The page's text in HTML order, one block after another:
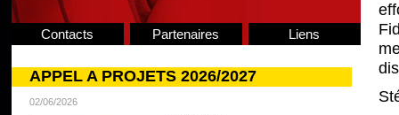
Contacts Partenaires Liens
APPEL A PROJETS 2026/2027
02/06/2026